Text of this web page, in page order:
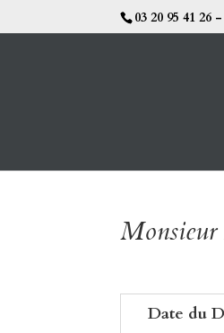
03 20 95 41 26
Date du